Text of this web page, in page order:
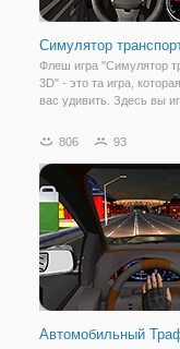
Симулятор
Флеш игра "Симулятор
3D" - это та игра,
вас удивить. Здесь вы
транспортного
симулятора в том, чтобы
попробовать себя
806 93
Автомобильный